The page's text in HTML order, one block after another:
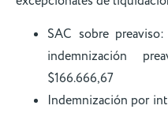
SAC sobre
indemnización
$166.666,67
Indemnización por